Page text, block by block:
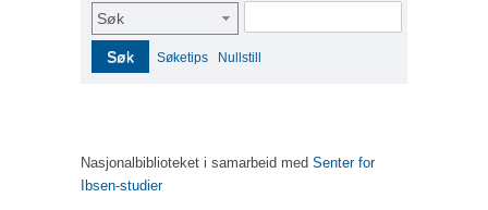
Søk
Søk Søketips Nullstill
Nasjonalbiblioteket i samarbeid med Senter for
Ibsen-studier